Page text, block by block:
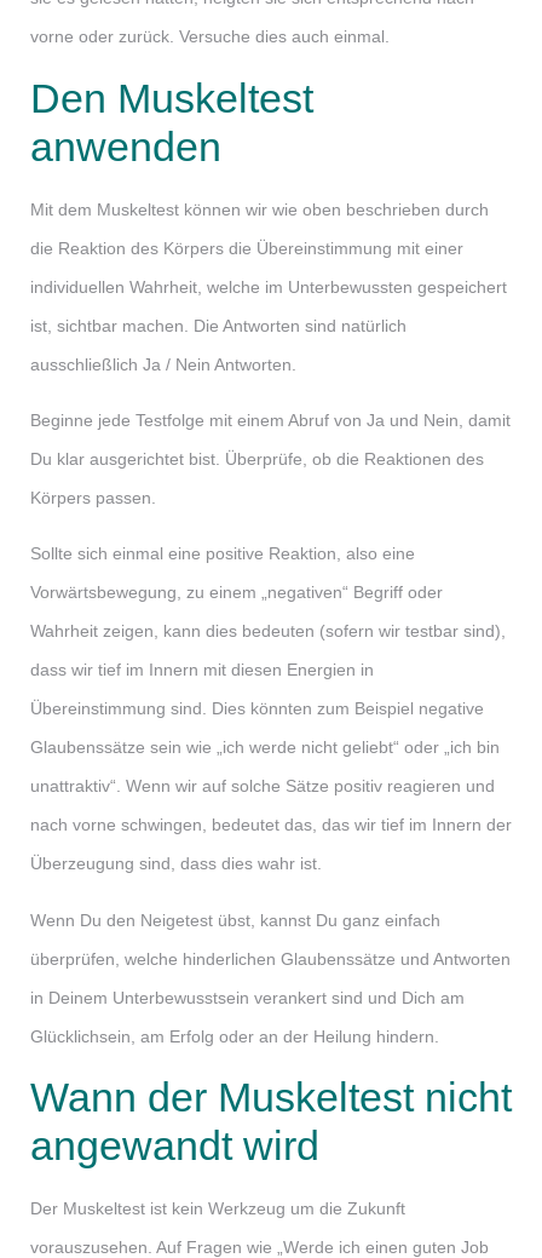
vorne oder zurück. Versuche dies auch einmal.
Den Muskeltest
anwenden
Mit dem Muskeltest können wir wie oben beschrieben durch
die Reaktion des Körpers die Übereinstimmung mit einer
individuellen Wahrheit, welche im Unterbewussten gespeichert
ist, sichtbar machen. Die Antworten sind natürlich
ausschließlich Ja / Nein Antworten.
Beginne jede Testfolge mit einem Abruf von Ja und Nein, damit
Du klar ausgerichtet bist. Überprüfe, ob die Reaktionen des
Körpers passen.
Sollte sich einmal eine positive Reaktion, also eine
Vorwärtsbewegung, zu einem „negativen“ Begriff oder
Wahrheit zeigen, kann dies bedeuten (sofern wir testbar sind),
dass wir tief im Innern mit diesen Energien in
Übereinstimmung sind. Dies könnten zum Beispiel negative
Glaubenssätze sein wie „ich werde nicht geliebt“ oder „ich bin
unattraktiv“. Wenn wir auf solche Sätze positiv reagieren und
nach vorne schwingen, bedeutet das, das wir tief im Innern der
Überzeugung sind, dass dies wahr ist.
Wenn Du den Neigetest übst, kannst Du ganz einfach
überprüfen, welche hinderlichen Glaubenssätze und Antworten
in Deinem Unterbewusstsein verankert sind und Dich am
Glücklichsein, am Erfolg oder an der Heilung hindern.
Wann der Muskeltest nicht
angewandt wird
Der Muskeltest ist kein Werkzeug um die Zukunft
vorauszusehen. Auf Fragen wie „Werde ich einen guten Job